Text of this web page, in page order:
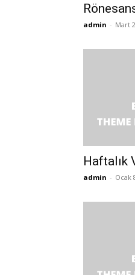
admin - Mart
Haftalık
admin - Ocak